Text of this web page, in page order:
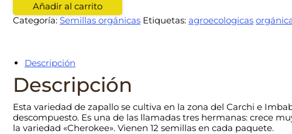
Cucurbita
Máxima
Añadir al carrito
Categoría: Semillas orgánicas Etiquetas: agroecologicas
Descripción
Descripción
Esta variedad de zapallo se cultiva en la zona del Carchi e
descompuesto. Es una de las llamadas tres hermanas: crece
la variedad «Cherokee». Vienen 12 semillas en cada paquete.